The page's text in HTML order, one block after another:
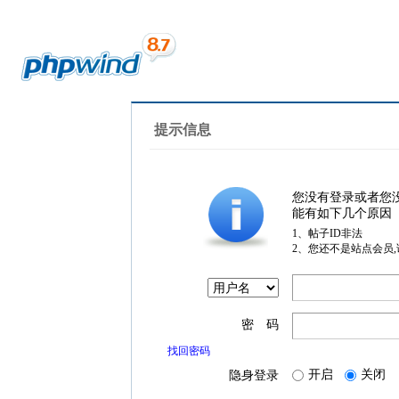
提示信息
您没有登录或者您
能有如下几个原因
1、帖子ID非法
2、您还不是站点会员
密 码
找回密码
隐身登录 开启 关闭